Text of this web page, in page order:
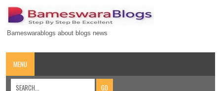
Bameswarablogs about blogs news
MENU